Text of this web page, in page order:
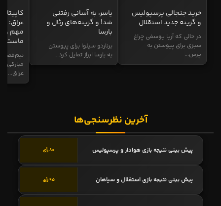
خرید جنجالی پرسپولیس
و گزینه جدید استقلال
در حالی که آریا یوسفی چراغ
سبزی برای پیوستن به
پرس...
یاسر، به آسانی رفتنی
شد! و گزینه‌های رئال و
بارسا
برناردو سیلوا برای پیوستن
به بارسا ابراز تمایل کرد...
عراق:
مهم و
ماست
نیم‌فصل
مبارکی
عراق...
آخرین نظرسنجی‌ها
پیش بینی نتیجه بازی هوادار و پرسپولیس 80 رأی
پیش بینی نتیجه بازی استقلال و سپاهان 95 رأی